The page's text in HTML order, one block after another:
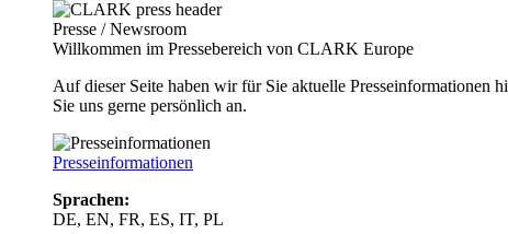
Presse / Newsroom
Willkommen im Pressebereich von CLARK Europe
Auf dieser Seite haben wir für Sie aktuelle Presseinformationen
Sie uns gerne persönlich an.
Presseinformationen
Sprachen:
DE, EN, FR, ES, IT, PL